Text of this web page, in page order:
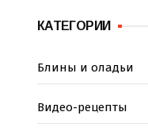
КАТЕГОРИИ
Блины и оладьи
Видео-рецепты